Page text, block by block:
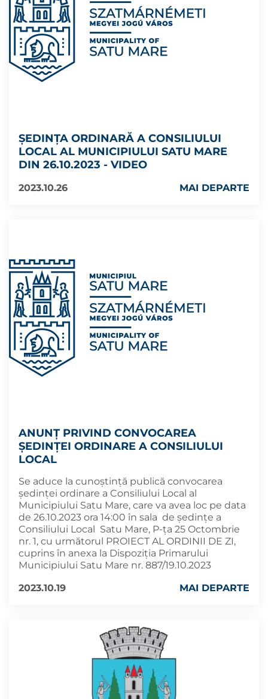
ȘEDINȚA ORDINARĂ A CONSILIULUI
LOCAL AL MUNICIPIULUI SATU MARE
DIN 26.10.2023 - VIDEO
2023.10.26 MAI DEPARTE
ANUNȚ PRIVIND CONVOCAREA
ȘEDINȚEI ORDINARE A CONSILIULUI
LOCAL
Se aduce la cunoștință publică convocarea
ședinței ordinare a Consiliului Local al
Municipiului Satu Mare, care va avea loc pe data
de 26.10.2023 ora 14:00 în sala de ședințe a
Consiliului Local Satu Mare, P-ța 25 Octombrie
nr. 1, cu următorul PROIECT AL ORDINII DE ZI,
cuprins în anexa la Dispoziția Primarului
Municipiului Satu Mare nr. 887/19.10.2023
2023.10.19
MAI DEPARTE